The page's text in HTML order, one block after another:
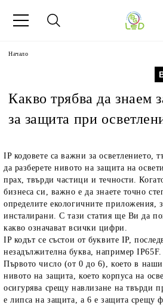
Начало
Какво трябва да знаем
за защита при
IP кодовете са важни за осветлението,
да разберете нивото на защита на
прах, твърди частици и течности.
бизнеса си, важно е да знаете точно
определите екологичните приложения,
инсталирани. С тази статия ще Ви да
какво означават всички цифри.
IP кодът се състои от буквите IP,
незадължителна буква, например IP65F.
Първото число (от 0 до 6), което в
нивото на защита, което корпуса на
осигурява срещу навлизане на твърди
е липса на защита, а 6 е защита срещу